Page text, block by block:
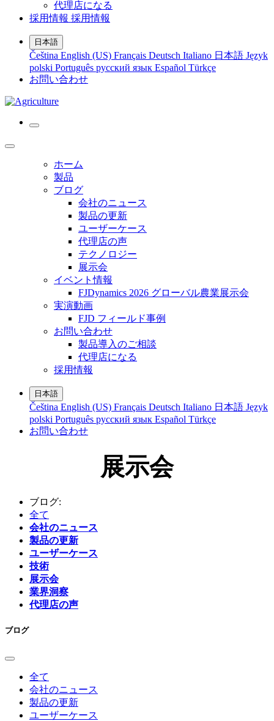
代理店になる
採用情報 採用情報
日本語
Čeština English (US) Français Deutsch Italiano 日本語 Język
polski Português русский язык Español Türkçe
お問い合わせ
ホーム
製品
ブログ
会社のニュース
製品の更新
ユーザーケース
代理店の声
テクノロジー
展示会
イベント情報
FJDynamics 2026 グローバル農業展示会
実演動画
FJD フィールド事例
お問い合わせ
製品導入のご相談
代理店になる
採用情報
日本語
Čeština English (US) Français Deutsch Italiano 日本語 Język
polski Português русский язык Español Türkçe
お問い合わせ
展示会
ブログ:
全て
会社のニュース
製品の更新
ユーザーケース
技術
展示会
業界洞察
代理店の声
ブログ
全て
会社のニュース
製品の更新
ユーザーケース